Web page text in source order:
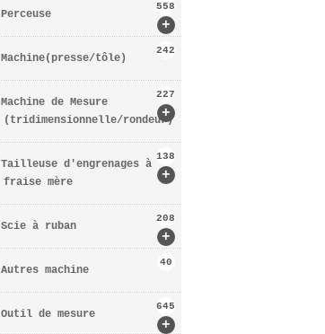
+
Perceuse
558
Machine(presse/tôle)
242
+
Machine de Mesure
(tridimensionnelle/rondeur)
227
+
Tailleuse d′engrenages à
fraise mère
138
+
Scie à ruban
208
Autres machine
40
+
Outil de mesure
645